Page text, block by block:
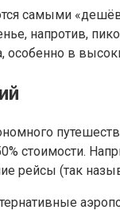
самыми
напротив,
особенно в
стоимости.
рейсы (так